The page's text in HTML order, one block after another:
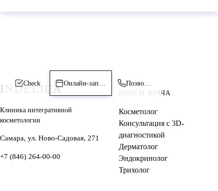
Check Позвонить
INDELICA
Клиника интегративной
косметологии
Самара, ул. Ново-Садовая, 271
+7 (846) 264-00-00
ПРИЁМ ВРАЧА
Косметолог
Консультация с 3D-
диагностикой
Дерматолог
Эндокринолог
Трихолог